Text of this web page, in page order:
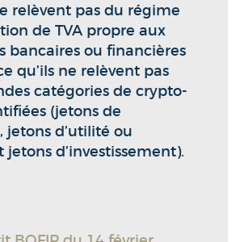
relèvent pas du régime
de TVA propre aux
bancaires ou financières
qu’ils ne relèvent pas
catégories de crypto-
(jetons de
jetons d’utilité ou
jetons d’investissement).